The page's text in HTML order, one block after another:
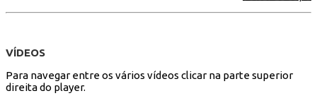
VÍDEOS
Para navegar entre os vários vídeos clicar na parte superior
direita do player.